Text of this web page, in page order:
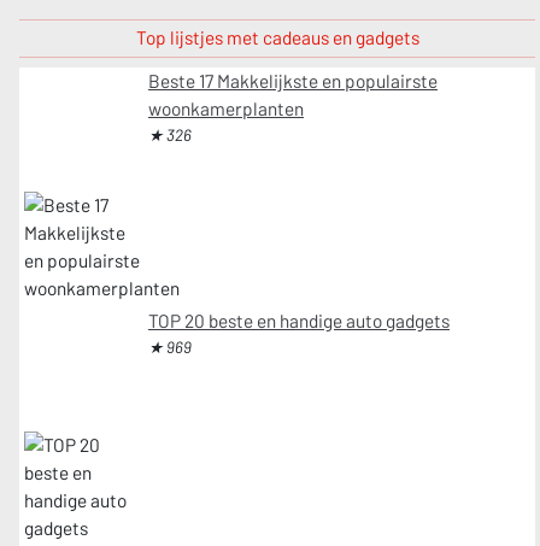
Top lijstjes met cadeaus en gadgets
Beste 17 Makkelijkste en populairste
woonkamerplanten
★ 326
TOP 20 beste en handige auto gadgets
★ 969